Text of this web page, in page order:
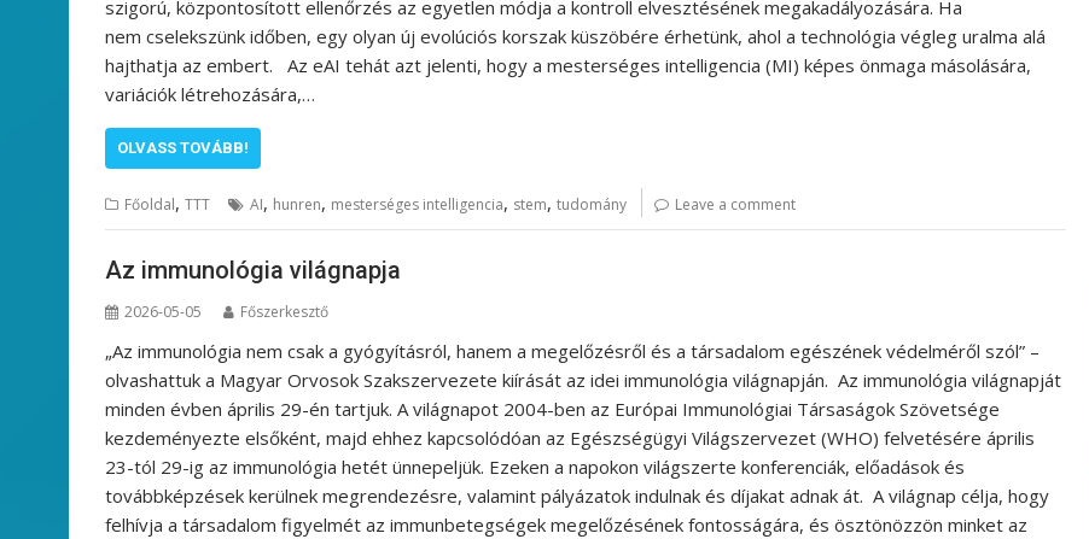
szigorú, központosított ellenőrzés az egyetlen módja a kontroll elvesztésének megakadályozására. Ha
nem cselekszünk időben, egy olyan új evolúciós korszak küszöbére érhetünk, ahol a technológia végleg uralma alá
hajthatja az embert. Az eAI tehát azt jelenti, hogy a mesterséges intelligencia (MI) képes önmaga másolására,
variációk létrehozására,…
OLVASS TOVÁBB!
Főoldal, TTT AI, hunren, mesterséges intelligencia, stem, tudomány Leave a comment
Az immunológia világnapja
2026-05-05 Főszerkesztő
„Az immunológia nem csak a gyógyításról, hanem a megelőzésről és a társadalom egészének védelméről szól” –
olvashattuk a Magyar Orvosok Szakszervezete kiírását az idei immunológia világnapján. Az immunológia világnapját
minden évben április 29-én tartjuk. A világnapot 2004-ben az Európai Immunológiai Társaságok Szövetsége
kezdeményezte elsőként, majd ehhez kapcsolódóan az Egészségügyi Világszervezet (WHO) felvetésére április
23-tól 29-ig az immunológia hetét ünnepeljük. Ezeken a napokon világszerte konferenciák, előadások és
továbbképzések kerülnek megrendezésre, valamint pályázatok indulnak és díjakat adnak át. A világnap célja, hogy
felhívja a társadalom figyelmét az immunbetegségek megelőzésének fontosságára, és ösztönözzön minket az